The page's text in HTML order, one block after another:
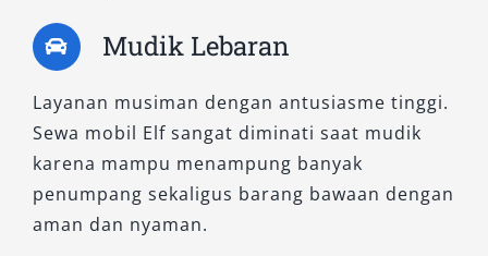
Mudik Lebaran
Layanan musiman dengan antusiasme tinggi.
Sewa mobil Elf sangat diminati saat mudik
karena mampu menampung banyak
penumpang sekaligus barang bawaan dengan
aman dan nyaman.